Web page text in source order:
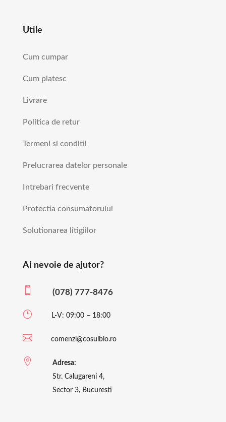
Utile
Cum cumpar
Cum platesc
Livrare
Politica de retur
Termeni si conditii
Prelucrarea datelor personale
Intrebari frecvente
Protectia consumatorului
Solutionarea litigiilor
Ai nevoie de ajutor?
 (078) 777-8476
} L-V: 09:00 – 18:00
 comenzi@cosulbio.ro

Adresa:
Str. Calugareni 4,
Sector 3, Bucuresti